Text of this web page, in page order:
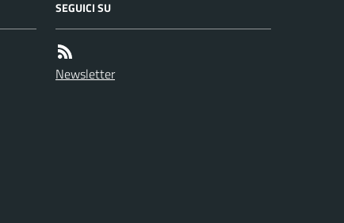
SEGUICI SU
Newsletter